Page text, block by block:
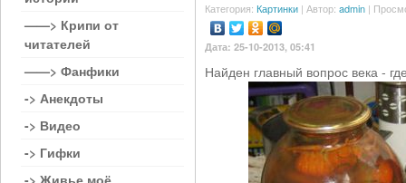
Категория: Картинки | Автор: admin |
Дата: 25-10-2013, 05:41
Найден главный вопрос века -
——> Крипи от
читателей
——> Фанфики
-> Анекдоты
-> Видео
-> Гифки
-> Живье моё